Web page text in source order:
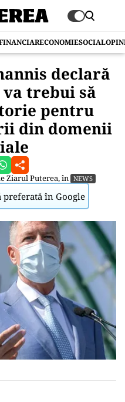
ECONOMIESOCIAL
declară
trebui să
pentru
din domenii
Ziarul Puterea, în NEWS
preferată în Google